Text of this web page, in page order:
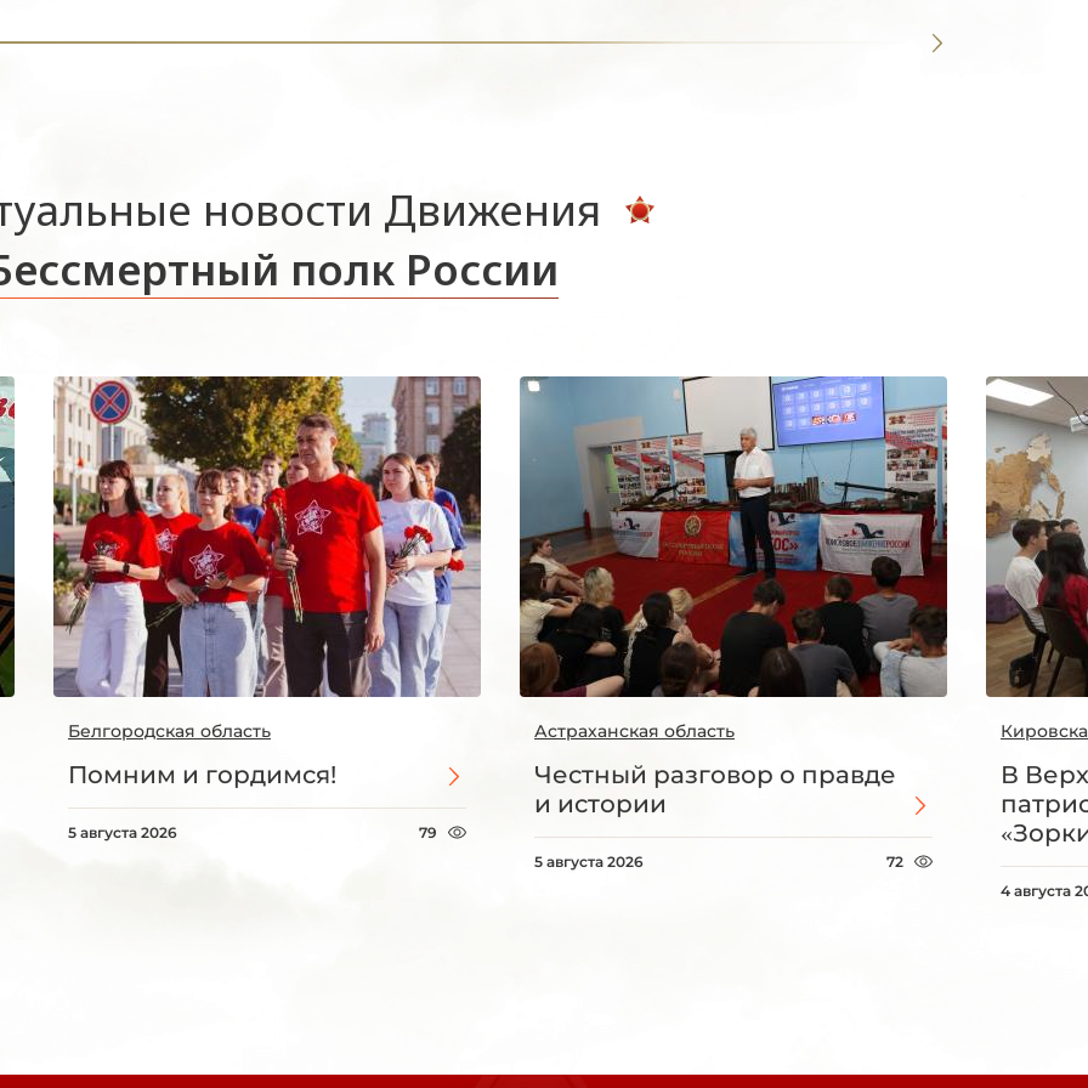
новости Движения
полк России
Белгородская область
Помним и гордимся!
5 августа 2026 79
Астраханская область
Честный разговор о правде
и истории
5 августа 2026 72
В
4 августа